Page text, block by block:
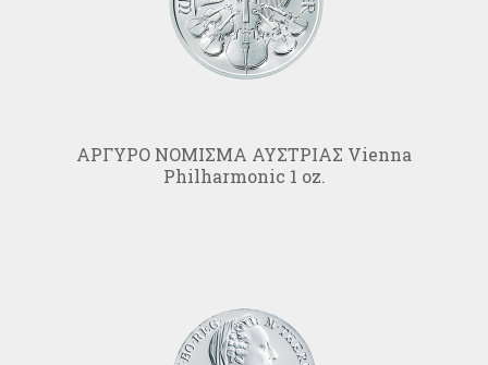
ΑΡΓΥΡΟ ΝΟΜΙΣΜΑ ΑΥΣΤΡΙΑΣ Vienna
Philharmonic 1 oz.